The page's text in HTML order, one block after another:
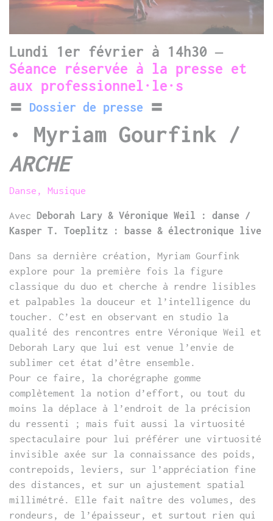
Lundi 1er février à 14h30 –
Séance réservée à la presse et
aux professionnel·le·s
〓 Dossier de presse 〓
•
Myriam Gourfink /
ARCHE
Danse, Musique
Avec Deborah Lary & Véronique Weil : danse /
Kasper T. Toeplitz : basse & électronique live
Dans sa dernière création, Myriam Gourfink
explore pour la première fois la figure
classique du duo et cherche à rendre lisibles
et palpables la douceur et l’intelligence du
toucher. C’est en observant en studio la
qualité des rencontres entre Véronique Weil et
Deborah Lary que lui est venue l’envie de
sublimer cet état d’être ensemble.
Pour ce faire, la chorégraphe gomme
complètement la notion d’effort, ou tout du
moins la déplace à l’endroit de la précision
du ressenti ; mais fuit aussi la virtuosité
spectaculaire pour lui préférer une virtuosité
invisible axée sur la connaissance des poids,
contrepoids, leviers, sur l’appréciation fine
des distances, et sur un ajustement spatial
millimétré. Elle fait naître des volumes, des
rondeurs, de l’épaisseur, et surtout rien qui